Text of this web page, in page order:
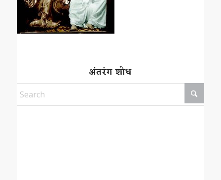
अंतरंग शोध